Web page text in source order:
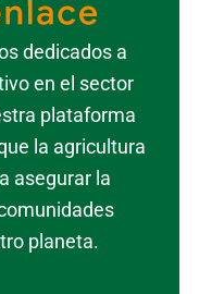
dedicados a
en el sector
plataforma
la agricultura
asegurar la
planeta.